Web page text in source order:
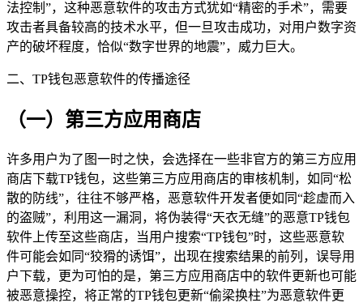
法控制”，这种恶意软件的攻击方式犹如“精密的手术”，需要
攻击者具备较高的技术水平，但一旦攻击成功，对用户数字资
产的破坏程度，恰似“数字世界的地震”，威力巨大。
二、TP钱包恶意软件的传播途径
（一）第三方应用商店
许多用户为了图一时之快，会选择在一些非官方的第三方应用
商店下载TP钱包，这些第三方应用商店的审核机制，如同“松
散的防线”，往往不够严格，恶意软件开发者便如同“趁虚而入
的盗贼”，利用这一漏洞，将伪装得“天衣无缝”的恶意TP钱包
软件上传至这些商店，当用户搜索“TP钱包”时，这些恶意软
件可能会如同“狡猾的诱饵”，出现在搜索结果的前列，误导用
户下载，更为可怕的是，第三方应用商店中的软件更新也可能
被恶意操控，将正常的TP钱包更新“偷梁换柱”为恶意软件更